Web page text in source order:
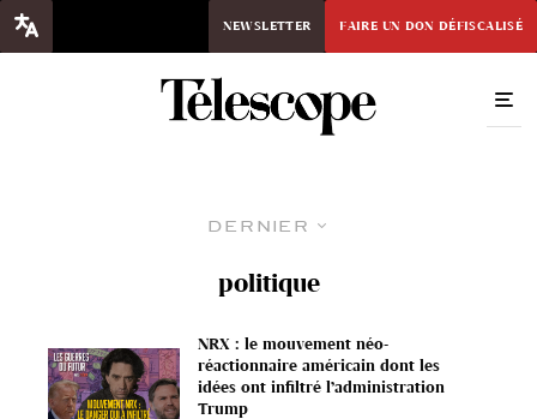
NEWSLETTER FAIRE UN DON DÉFISCALISÉ
Dernier
politique
NRX : le mouvement néo-
réactionnaire américain dont les
idées ont infiltré l’administration
Trump